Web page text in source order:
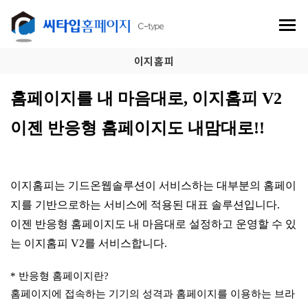
이지홈피
홈페이지를 내 마음대로, 이지홈피 V2
이젠 반응형 홈페이지도 내맘대로!!
이지홈피는 기드온웹솔루션이 서비스하는 대부분의 홈페이
지를 기반으로하는 서비스에 적용된 대표 솔루션입니다.
이젠 반응형 홈페이지도 내 마음대로 설정하고 운영할 수 있
는 이지홈피 V2를 서비스합니다.
* 반응형 홈페이지란?
홈페이지에 접속하는 기기의 성격과 홈페이지를 이용하는 브라